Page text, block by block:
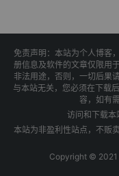
免责声明：本站为个人博客
册信息及软件的文章仅限用
非法用途，否则，一切后果
与本站无关，您必须在下载
容，如有
访问和下载本
本站为非盈利性站点，不贩
Copyright © 2021